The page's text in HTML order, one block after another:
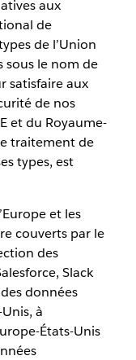
aux
de
de l’Union
sous le nom de
satisfaire aux
de nos
et du Royaume-
traitement de
types, est
et les
couverts par le
des
Slack
données
à
États-Unis